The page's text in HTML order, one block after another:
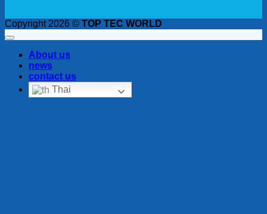
Copyright 2026 © TOP TEC WORLD
About us
news
contact us
Thai